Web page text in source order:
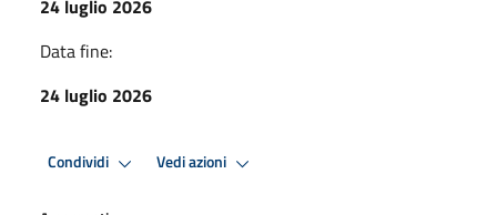
24 luglio 2026
Data fine:
24 luglio 2026
Condividi Vedi azioni